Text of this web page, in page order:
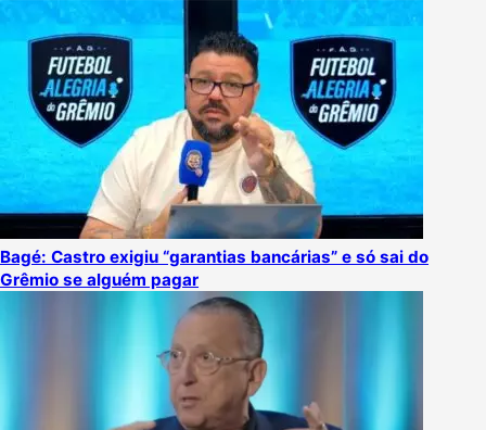
Bagé: Castro exigiu “garantias bancárias” e só sai do
Grêmio se alguém pagar